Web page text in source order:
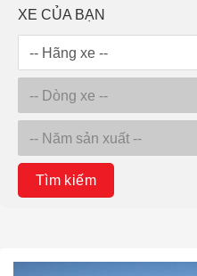
XE CỦA BẠN
Tìm kiếm